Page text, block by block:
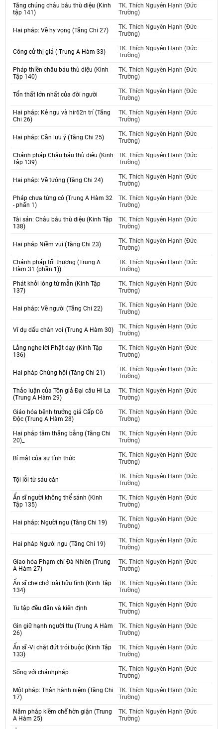
Tăng chúng châu báu thù diệu (Kinh
tập 141)
TK. Thích Nguyên Hạnh (Đức
Trường)
Hai pháp: Về hy vọng (Tăng Chi 27)
TK. Thích Nguyên Hạnh (Đức
Trường)
Công cử thị giả ( Trung A Hàm 33)
TK. Thích Nguyên Hạnh (Đức
Trường)
Pháp thiền châu báu thù diệu (Kinh
Tập 140)
TK. Thích Nguyên Hạnh (Đức
Trường)
Tổn thất lớn nhất của đời người
TK. Thích Nguyên Hạnh (Đức
Trường)
Hai pháp: Kẻ ngu và hir62n trí (Tăng
Chi 26)
TK. Thích Nguyên Hạnh (Đức
Trường)
Hai pháp: Cần lưu ý (Tăng Chi 25)
TK. Thích Nguyên Hạnh (Đức
Trường)
Chánh pháp Châu báu thù diệu (Kinh
Tập 139)
TK. Thích Nguyên Hạnh (Đức
Trường)
Hai pháp: Về tướng (Tăng Chi 24)
TK. Thích Nguyên Hạnh (Đức
Trường)
Pháp chưa từng có (Trung A Hàm 32
- phấn 1)
TK. Thích Nguyên Hạnh (Đức
Trường)
Tài sản: Châu báu thù diệu (Kinh Tập
138)
TK. Thích Nguyên Hạnh (Đức
Trường)
Hai pháp Niềm vui (Tăng Chi 23)
TK. Thích Nguyên Hạnh (Đức
Trường)
Chánh pháp tối thượng (Trung A
Hàm 31 (phần 1))
TK. Thích Nguyên Hạnh (Đức
Trường)
Phát khởi lòng từ mẫn (Kinh Tập
137)
TK. Thích Nguyên Hạnh (Đức
Trường)
Hai pháp: Về người (Tăng Chi 22)
TK. Thích Nguyên Hạnh (Đức
Trường)
Ví dụ dấu chân voi (Trung A Hàm 30)
TK. Thích Nguyên Hạnh (Đức
Trường)
Lắng nghe lời Phật dạy (Kinh Tập
136)
TK. Thích Nguyên Hạnh (Đức
Trường)
Hai pháp Chúng hội (Tăng Chi 21)
TK. Thích Nguyên Hạnh (Đức
Trường)
Thảo luận của Tôn giả Đại câu Hi La
(Trung A Hàm 29)
TK. Thích Nguyên Hạnh (Đức
Trường)
Giáo hóa bệnh trưởng giả Cấp Cô
Độc (Trung A Hàm 28)
TK. Thích Nguyên Hạnh (Đức
Trường)
Hai pháp tâm thăng bằng (Tăng Chi
20)_
TK. Thích Nguyên Hạnh (Đức
Trường)
Bí mật của sự tỉnh thức
TK. Thích Nguyên Hạnh (Đức
Trường)
Tội lỗi từ sáu căn
TK. Thích Nguyên Hạnh (Đức
Trường)
Ẩn sĩ người không thể sánh (Kinh
Tập 135)
TK. Thích Nguyên Hạnh (Đức
Trường)
Hai pháp: Người ngu (Tăng Chi 19)
TK. Thích Nguyên Hạnh (Đức
Trường)
Hai pháp Người ngu (Tăng Chi 19)
TK. Thích Nguyên Hạnh (Đức
Trường)
Gíao hóa Phạm chí Đà Nhiên (Trung
A Hàm 27)
TK. Thích Nguyên Hạnh (Đức
Trường)
Ẩn sĩ che chở loài hữu tình (Kinh Tập
134)
TK. Thích Nguyên Hạnh (Đức
Trường)
Tu tập đều đăn và kiên định
TK. Thích Nguyên Hạnh (Đức
Trường)
Gìn giữ hạnh người ttu (Trung A Hàm
26)
TK. Thích Nguyên Hạnh (Đức
Trường)
Ẩn sĩ -Vị chặt đứt trói buộc (Kinh Tập
133)
TK. Thích Nguyên Hạnh (Đức
Trường)
Sống với chánhpháp
TK. Thích Nguyên Hạnh (Đức
Trường)
Một pháp: Thân hành niệm (Tăng Chi
17)
TK. Thích Nguyên Hạnh (Đức
Trường)
Năm pháp kiềm chế hờn giận (Trung
A Hàm 25)
TK. Thích Nguyên Hạnh (Đức
Trường)